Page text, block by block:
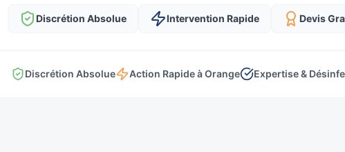
Discrétion Absolue Intervention Rapide Devis
Discrétion Absolue Action Rapide à Orange Expertise &